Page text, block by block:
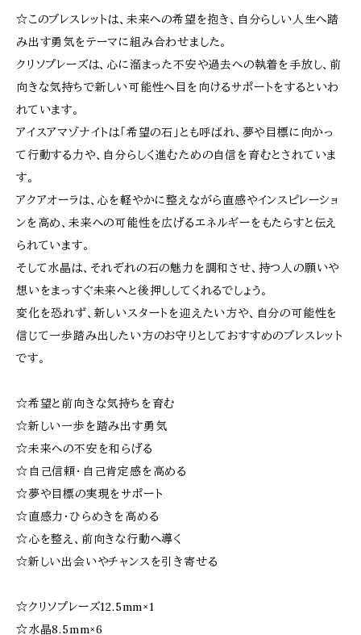
☆このブレスレットは、未来への希望を抱き、自分らしい人生へ踏
み出す勇気をテーマに組み合わせました。
クリソプレーズは、心に溜まった不安や過去への執着を手放し、前
向きな気持ちで新しい可能性へ目を向けるサポートをするといわ
れています。
アイスアマゾナイトは「希望の石」とも呼ばれ、夢や目標に向かっ
て行動する力や、自分らしく進むための自信を育むとされていま
す。
アクアオーラは、心を軽やかに整えながら直感やインスピレーショ
ンを高め、未来への可能性を広げるエネルギーをもたらすと伝え
られています。
そして水晶は、それぞれの石の魅力を調和させ、持つ人の願いや
想いをまっすぐ未来へと後押ししてくれるでしょう。
変化を恐れず、新しいスタートを迎えたい方や、自分の可能性を
信じて一歩踏み出したい方のお守りとしておすすめのブレスレット
です。
☆希望と前向きな気持ちを育む
☆新しい一歩を踏み出す勇気
☆未来への不安を和らげる
☆自己信頼・自己肯定感を高める
☆夢や目標の実現をサポート
☆直感力・ひらめきを高める
☆心を整え、前向きな行動へ導く
☆新しい出会いやチャンスを引き寄せる
☆クリソプレーズ12.5mm×1
☆水晶8.5mm×6